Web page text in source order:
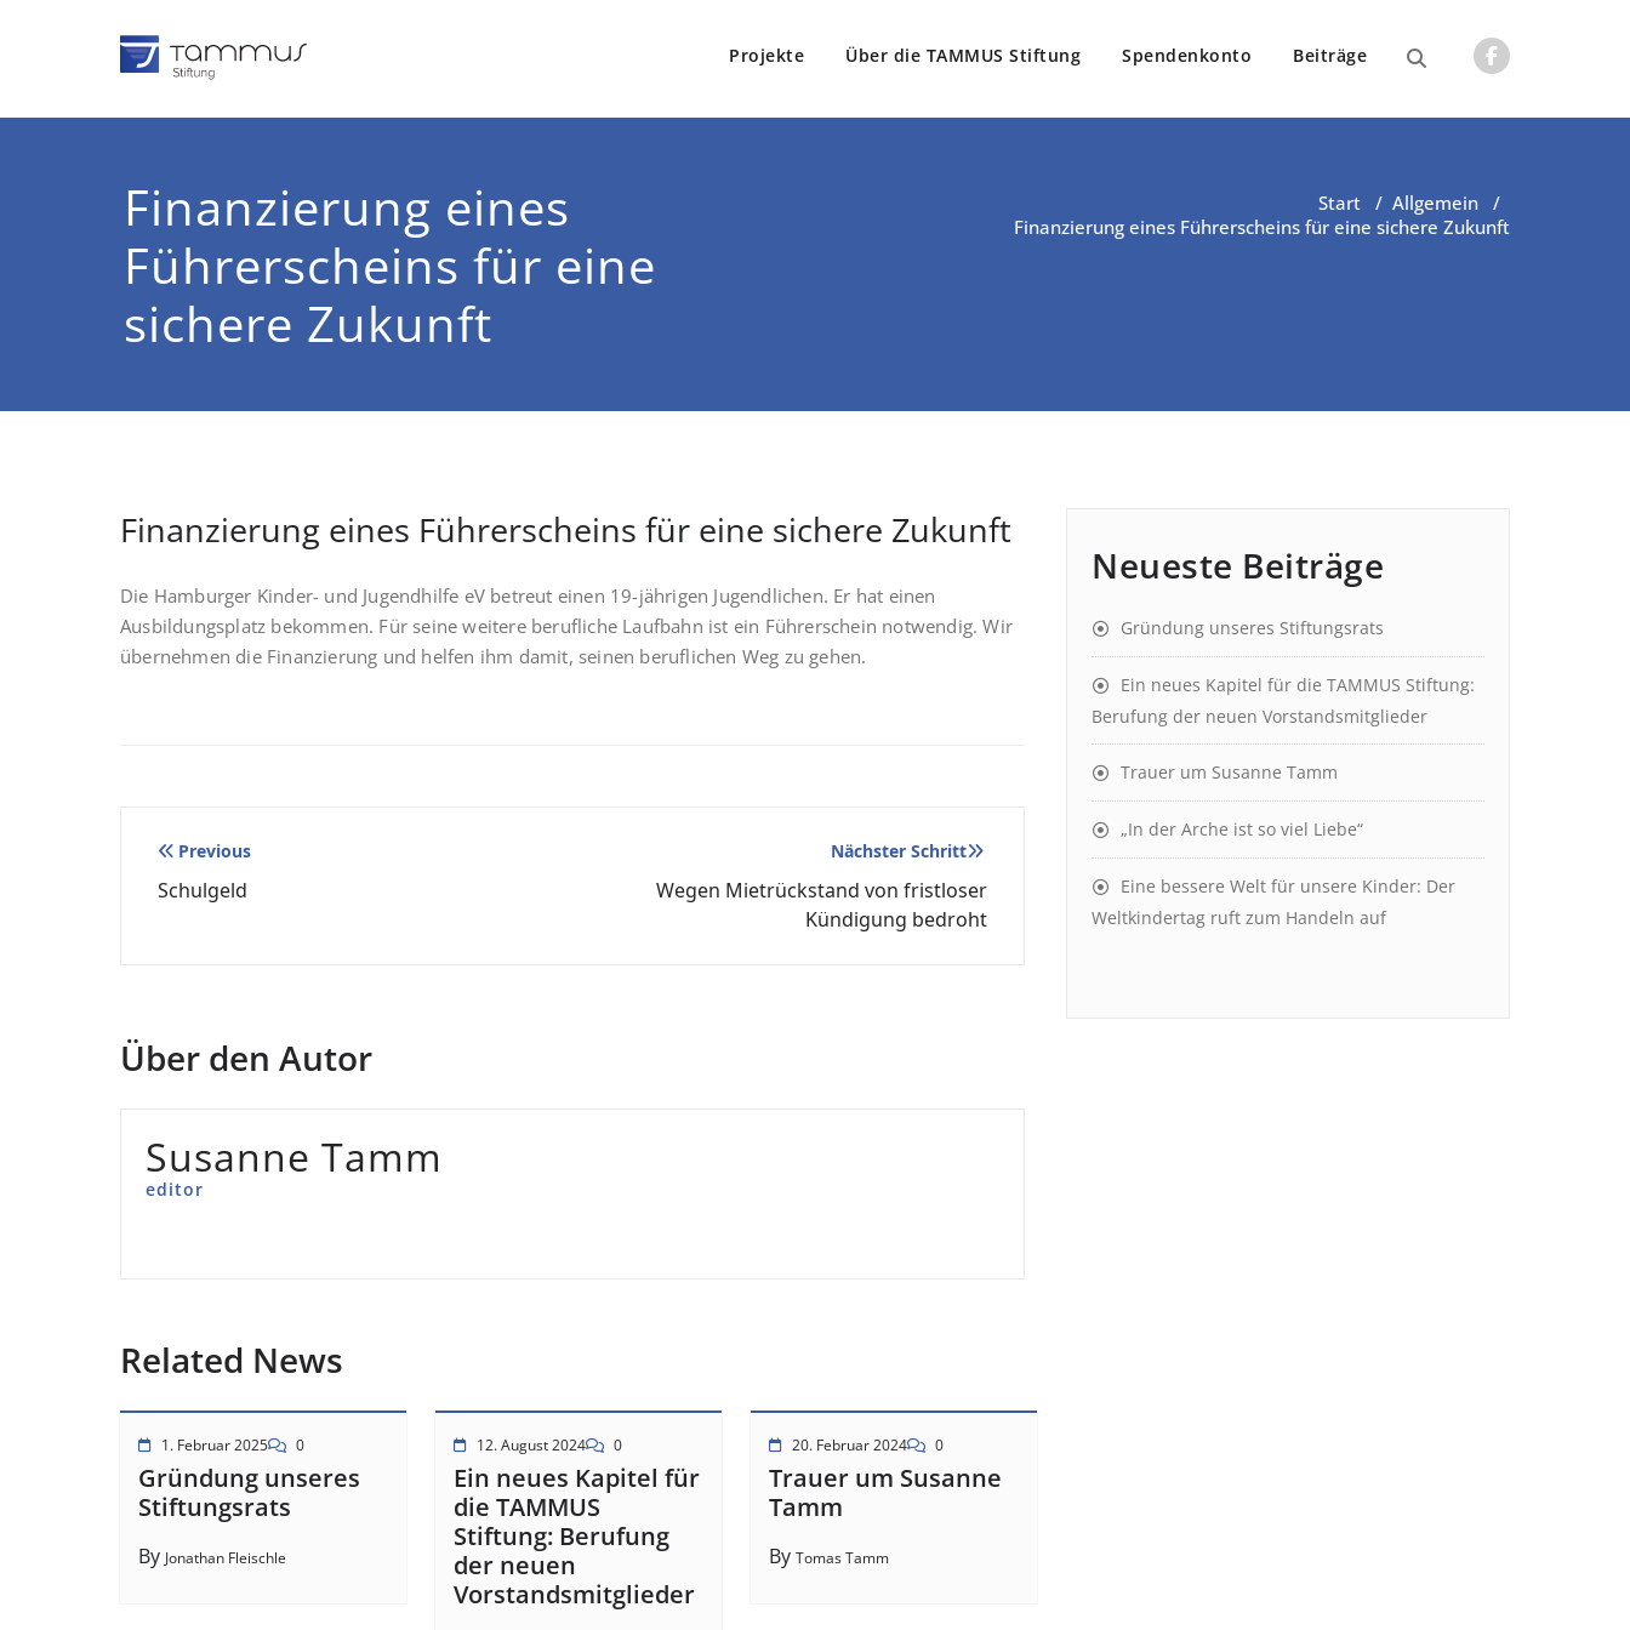
Projekte Über die TAMMUS Stiftung Spendenkonto Beiträge
Finanzierung eines
Führerscheins für eine
sichere Zukunft
Start / Allgemein /
Finanzierung eines Führerscheins für eine sichere Zukunft
Finanzierung eines Führerscheins für eine sichere Zukunft
Die Hamburger Kinder- und Jugendhilfe eV betreut einen 19-jährigen Jugendlichen. Er hat einen
Ausbildungsplatz bekommen. Für seine weitere berufliche Laufbahn ist ein Führerschein notwendig. Wir
übernehmen die Finanzierung und helfen ihm damit, seinen beruflichen Weg zu gehen.
Beitragsnavigation
Previous
Schulgeld
Nächster Schritt
Wegen Mietrückstand von fristloser
Kündigung bedroht
Über den Autor
Susanne Tamm
editor
Related News
1. Februar 2025 0
Gründung unseres
Stiftungsrats
By Jonathan Fleischle
12. August 2024 0
Ein neues Kapitel für
die TAMMUS
Stiftung: Berufung
der neuen
Vorstandsmitglieder
20. Februar 2024 0
Trauer um Susanne
Tamm
By Tomas Tamm
Neueste Beiträge
Gründung unseres Stiftungsrats
Ein neues Kapitel für die TAMMUS Stiftung:
Berufung der neuen Vorstandsmitglieder
Trauer um Susanne Tamm
„In der Arche ist so viel Liebe“
Eine bessere Welt für unsere Kinder: Der
Weltkindertag ruft zum Handeln auf